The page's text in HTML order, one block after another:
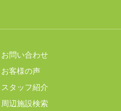
お問い合わせ
お客様の声
スタッフ紹介
周辺施設検索